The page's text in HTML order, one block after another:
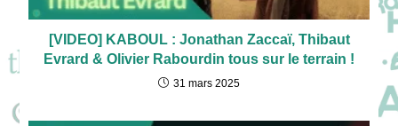
[VIDEO] KABOUL : Jonathan Zaccaï, Thibaut
Evrard & Olivier Rabourdin tous sur le terrain !
31 mars 2025